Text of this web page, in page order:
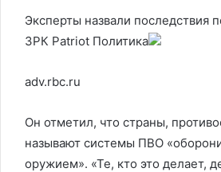
Эксперты назвали последствия
ЗРК Patriot Политика
adv.rbc.ru
Он отметил, что страны,
называют системы ПВО
оружием». «Те, кто это делает,